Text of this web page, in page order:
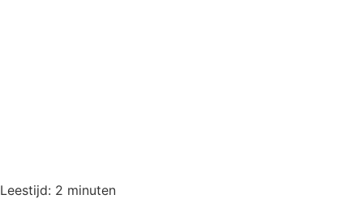
Leestijd: 2 minuten